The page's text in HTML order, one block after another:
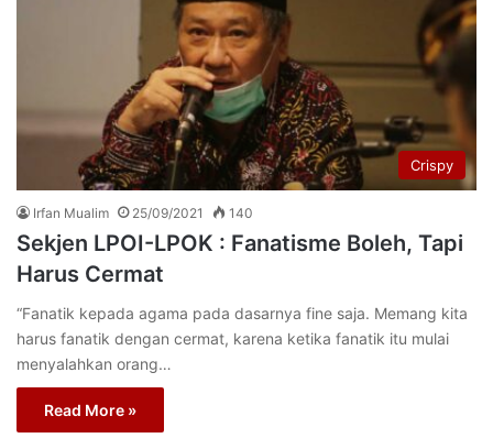
Crispy
Irfan Mualim 25/09/2021 140
Sekjen LPOI-LPOK : Fanatisme Boleh, Tapi
Harus Cermat
“Fanatik kepada agama pada dasarnya fine saja. Memang kita
harus fanatik dengan cermat, karena ketika fanatik itu mulai
menyalahkan orang…
Read More »